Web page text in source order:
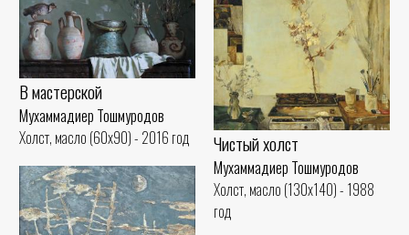
В мастерской
Мухаммадиер Тошмуродов
Холст, масло (60x90) - 2016 год
Чистый холст
Мухаммадиер Тошмуродов
Холст, масло (130x140) - 1988
год